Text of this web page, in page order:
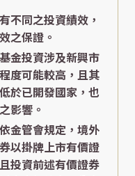
不同之投資績效，
之保證。
金投資涉及新興市
度可能較高，且其
於已開發國家，也
影響。
金管會規定，境外
以掛牌上市有價證
投資前述有價證券